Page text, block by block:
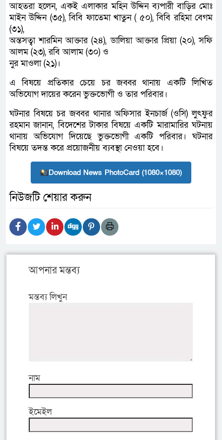
আহতরা হলেন, একই এলাকার মহিন উদ্দিন ব্যপারী বাড়ির মোঃ
মাইন উদ্দিন (৩৫), বিবি ফাতেমা খাতুন ( ৫০), বিবি রহিমা বেগম
(৩১),
অন্তসত্বা শারমিন আক্তার (২৪), ডালিয়া আক্তার প্রিয়া (২০), সফি
আলম (২৩), রবি আলাম (৩০) ও
নুর মাওলা (২১)।
এ বিষয়ে প্রতিকার চেয়ে চর জব্বর থানায় একটি লিখিত
অভিযোগ দায়ের করেন ভুক্তভোগী ও তার পরিবার।
ঘটনার বিষয়ে চর জব্বর থানার অফিসার ইনচার্জ (ওসি) লুৎফুর
রহমান জানান, বিদেশের টাকার বিষয়ে একটি মারামারির ঘটনায়
থানায় অভিযোগ দিয়েছে ভুক্তভোগী একটি পরিবার। ঘটনার
বিষয়ে তদন্ত করে প্রয়োজনীয় ব্যবস্থা নেওয়া হবে।
Download News PhotoCard (1080×1080)
নিউজটি শেয়ার করুন
আপনার মন্তব্য
মন্তব্য লিখুন
নাম
ইমেইল